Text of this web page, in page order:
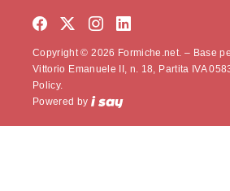
Copyright © 2026 Formiche.net. – Base
Vittorio Emanuele II, n. 18, Partita IVA
Policy.
Powered by